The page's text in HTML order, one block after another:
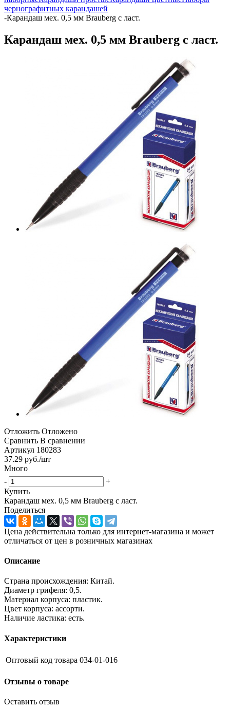
чернографитных карандашей
-Карандаш мех. 0,5 мм Brauberg с ласт.
Карандаш мех. 0,5 мм Brauberg с ласт.
Отложить Отложено
Сравнить В сравнении
Артикул 180283
37.29 руб./шт
Много
-
+
Купить
Карандаш мех. 0,5 мм Brauberg с ласт.
Поделиться
Цена действительна только для интернет-магазина и может
отличаться от цен в розничных магазинах
Описание
Страна происхождения: Китай.
Диаметр грифеля: 0,5.
Материал корпуса: пластик.
Цвет корпуса: ассорти.
Наличие ластика: есть.
Характеристики
Оптовый код товара 034-01-016
Отзывы о товаре
Оставить отзыв